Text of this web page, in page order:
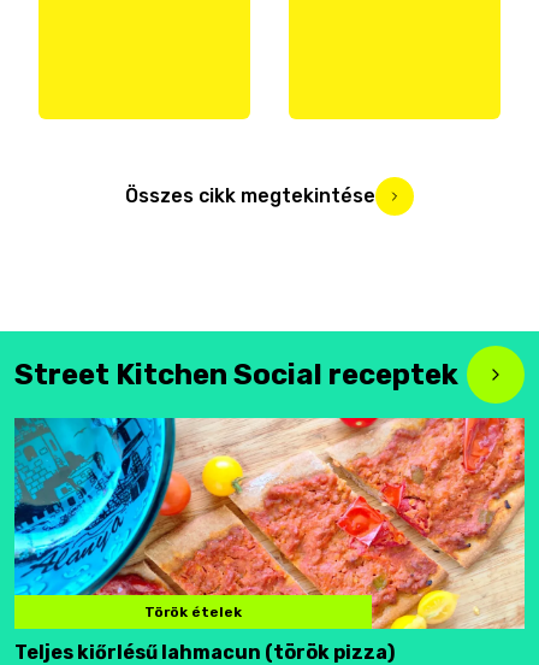
Összes cikk megtekintése
Street Kitchen Social receptek
Török ételek
Teljes kiőrlésű lahmacun (török pizza)